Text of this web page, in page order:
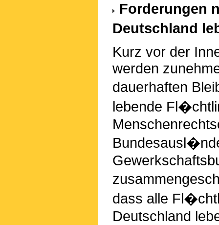
Forderungen
Deutschland
Kurz vor der
werden
dauerhaften
lebende
dass alle
Deutschland